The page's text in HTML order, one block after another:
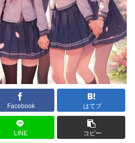
Facebook はてブ
LINE コピー